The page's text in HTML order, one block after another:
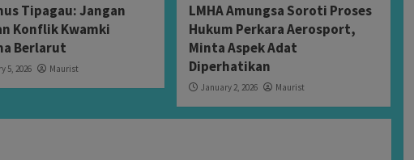
Tipagau: Jangan
Konflik Kwamki
Berlarut
5, 2026 Maurist
LMHA Amungsa Soroti Proses
Hukum Perkara Aerosport,
Minta Aspek Adat
Diperhatikan
January 2, 2026 Maurist